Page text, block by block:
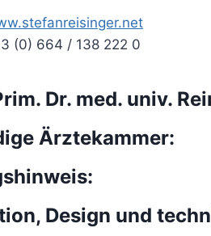
(0) 664 / 138 222 0
Dr. med. univ.
Ärztekammer:
Design und